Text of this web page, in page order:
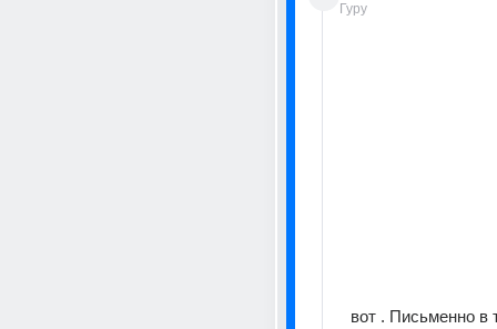
Гуру
вот . Письменно в